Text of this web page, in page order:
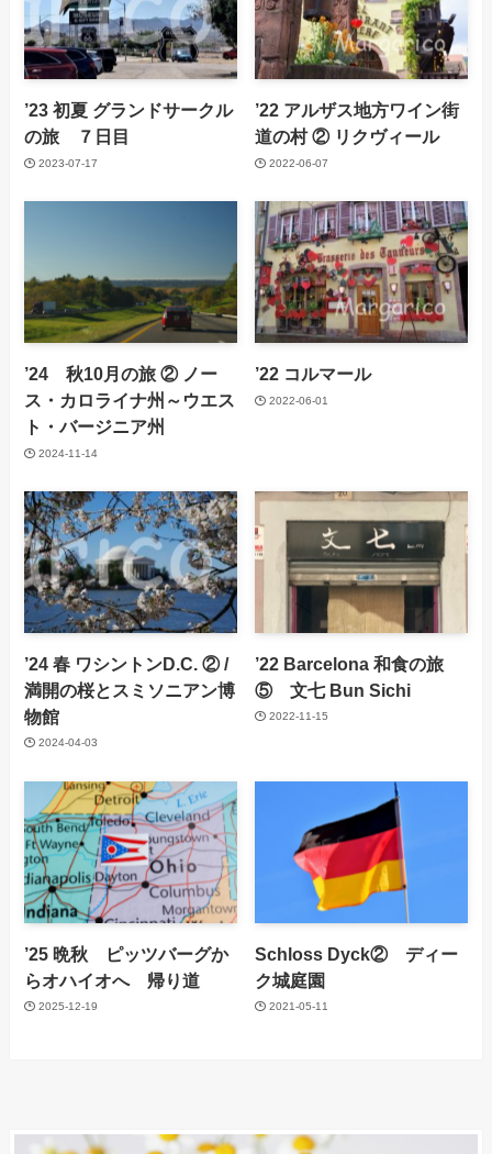
’23 初夏 グランドサークル
の旅 ７日目
2023-07-17
’22 アルザス地方ワイン街
道の村 ② リクヴィール
2022-06-07
’24 秋10月の旅 ② ノー
ス・カロライナ州～ウエス
ト・バージニア州
2024-11-14
’22 コルマール
2022-06-01
’24 春 ワシントンD.C. ② /
満開の桜とスミソニアン博
物館
2024-04-03
’22 Barcelona 和食の旅
⑤ 文七 Bun Sichi
2022-11-15
’25 晩秋 ピッツバーグか
らオハイオへ 帰り道
2025-12-19
Schloss Dyck② ディー
ク城庭園
2021-05-11